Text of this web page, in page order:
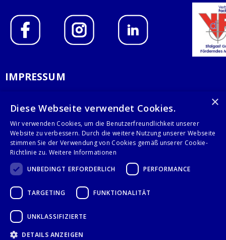
IMPRESSUM
AGB
KONTAKT
Stalgast GmbH
28359 Bremen
+49 421 408844-0
×
Diese Webseite verwendet Cookies.
Wir verwenden Cookies, um die Benutzerfreundlichkeit unserer
Website zu verbessern. Durch die weitere Nutzung unserer Webseite
stimmen Sie der Verwendung von Cookies gemäß unserer Cookie-
Richtlinie zu. Weitere Informationen
UNBEDINGT ERFORDERLICH
PERFORMANCE
TARGETING FUNKTIONALITÄT
UNKLASSIFIZIERTE
DETAILS ANZEIGEN